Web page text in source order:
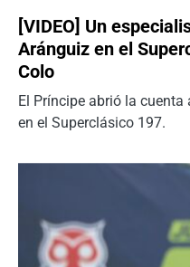
[VIDEO] Un
Aránguiz en el
Colo
El Príncipe abrió la
en el Superclásico 197.